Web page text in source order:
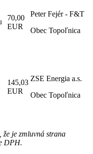
70,00
EUR
Peter Fejér - F&T
Obec Topoľnica
145,03
EUR
ZSE Energia a.s.
Obec Topoľnica
je zmluvná strana
DPH.